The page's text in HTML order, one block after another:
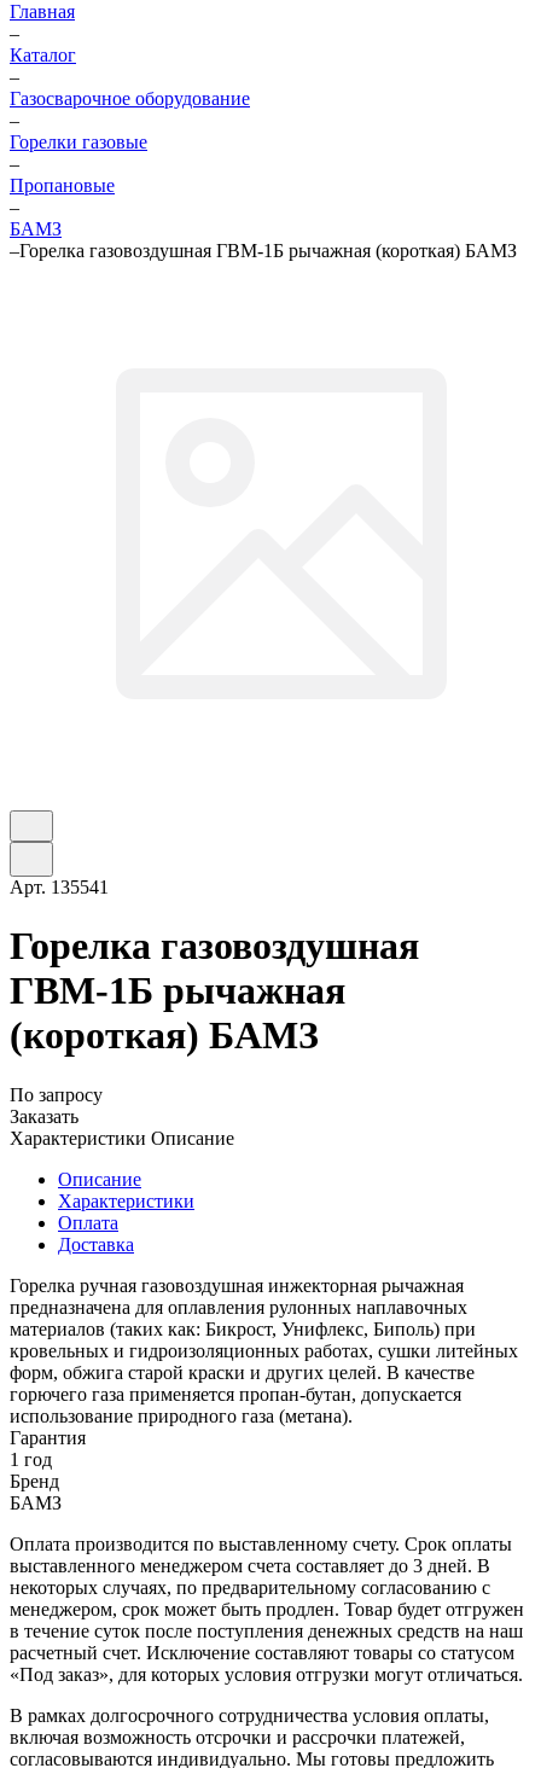
Главная
–
Каталог
–
Газосварочное оборудование
–
Горелки газовые
–
Пропановые
–
БАМЗ
–Горелка газовоздушная ГВМ-1Б рычажная (короткая) БАМЗ
Арт. 135541
Горелка газовоздушная
ГВМ-1Б рычажная
(короткая) БАМЗ
По запросу
Заказать
Характеристики Описание
Описание
Характеристики
Оплата
Доставка
Горелка ручная газовоздушная инжекторная рычажная
предназначена для оплавления рулонных наплавочных
материалов (таких как: Бикрост, Унифлекс, Биполь) при
кровельных и гидроизоляционных работах, сушки литейных
форм, обжига старой краски и других целей. В качестве
горючего газа применяется пропан-бутан, допускается
использование природного газа (метана).
Гарантия
1 год
Бренд
БАМЗ
Оплата производится по выставленному счету. Срок оплаты
выставленного менеджером счета составляет до 3 дней. В
некоторых случаях, по предварительному согласованию с
менеджером, срок может быть продлен. Товар будет отгружен
в течение суток после поступления денежных средств на наш
расчетный счет. Исключение составляют товары со статусом
«Под заказ», для которых условия отгрузки могут отличаться.
В рамках долгосрочного сотрудничества условия оплаты,
включая возможность отсрочки и рассрочки платежей,
согласовываются индивидуально. Мы готовы предложить